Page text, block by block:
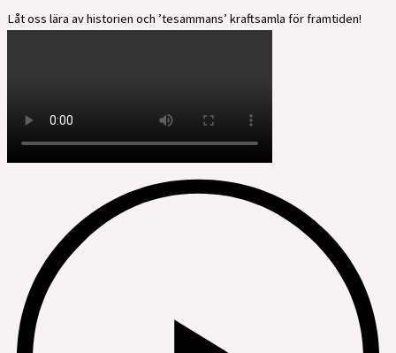
Låt oss lära av historien och ’tesammans’ kraftsamla för framtiden!